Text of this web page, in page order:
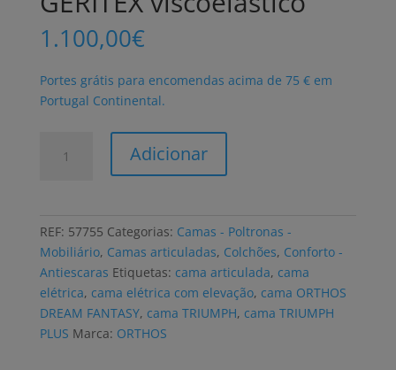
1.100,00€
Portes grátis para encomendas acima de 75 € em
Portugal Continental.
ORTHOS
DREAM
FANTASY
Adicionar
REF: 57755 Categorias: Camas - Poltronas -
Mobiliário, Camas articuladas, Colchões, Conforto -
Antiescaras Etiquetas: cama articulada, cama
elétrica, cama elétrica com elevação, cama ORTHOS
DREAM FANTASY, cama TRIUMPH, cama TRIUMPH
PLUS Marca: ORTHOS